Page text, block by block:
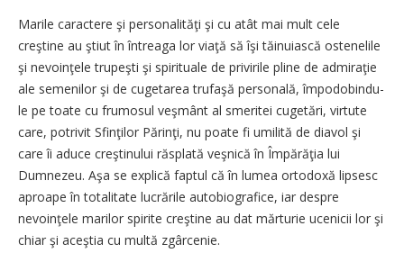
Marile caractere şi personalităţi şi cu atât mai mult cele
creştine au ştiut în întreaga lor viaţă să îşi tăinuiască ostenelile
şi nevoinţele trupeşti şi spirituale de privirile pline de admiraţie
ale semenilor şi de cugetarea trufaşă personală, împodobindu-
le pe toate cu frumosul veşmânt al smeritei cugetări, virtute
care, potrivit Sfinţilor Părinţi, nu poate fi umilită de diavol şi
care îi aduce creştinului răsplată veşnică în Împărăţia lui
Dumnezeu. Aşa se explică faptul că în lumea ortodoxă lipsesc
aproape în totalitate lucrările autobiografice, iar despre
nevoinţele marilor spirite creştine au dat mărturie ucenicii lor şi
chiar şi aceştia cu multă zgârcenie.